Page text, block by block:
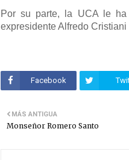
Por su parte, la UCA le ha
expresidente Alfredo
Facebook
MÁS ANTIGUA
Monseñor Romero Santo